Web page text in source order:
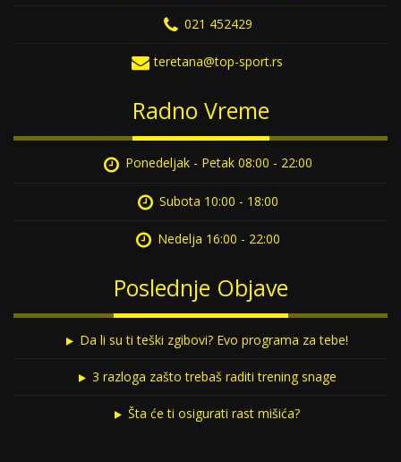
021 452429
teretana@top-sport.rs
Radno Vreme
Ponedeljak - Petak 08:00 - 22:00
Subota 10:00 - 18:00
Nedelja 16:00 - 22:00
Poslednje Objave
Da li su ti teški zgibovi? Evo programa za tebe!
3 razloga zašto trebaš raditi trening snage
Šta će ti osigurati rast mišića?